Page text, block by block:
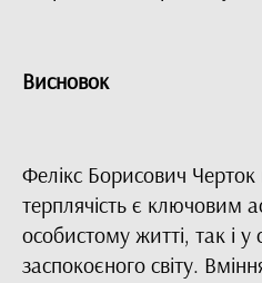
Висновок
Фелікс Борисович
терплячість є ключовим
особистому житті, так і у
заспокоєного світу.